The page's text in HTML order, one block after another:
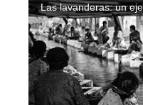
Las lavanderas: un